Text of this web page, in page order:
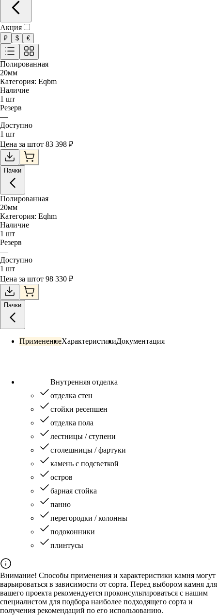
Акция
₽ $ €
Полированная
20мм
Категория: Eqbm
Наличие
1 шт
Резерв
—
Доступно
1 шт
Цена за штот 83 398 ₽
Пачки
Полированная
20мм
Категория: Eqhm
Наличие
1 шт
Резерв
—
Доступно
1 шт
Цена за штот 98 330 ₽
Пачки
ПрименениеХарактеристикиДокументация
Внутренняя отделка
отделка стен
стойки ресепшен
отделка пола
лестницы / ступени
столешницы / фартуки
камень с подсветкой
остров
барная стойка
панно
перегородки / колонны
подоконники
плинтусы
Внимание! Способы применения и характеристики камня могут
варьироваться в зависимости от сорта. Перед выбором камня для
вашего проекта рекомендуется проконсультироваться с нашим
специалистом для подбора наиболее подходящего сорта и
получения рекомендаций по его использованию.